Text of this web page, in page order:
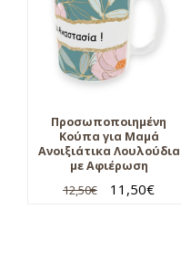
Προσωποποιημένη
Κούπα για Μαμά
Ανοιξιάτικα Λουλούδια
με Αφιέρωση
12,50€ 11,50€